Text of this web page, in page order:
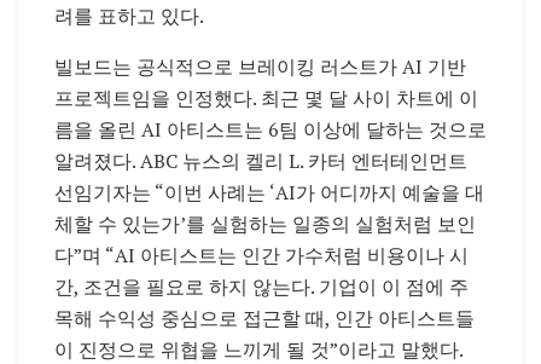
려를 표하고 있다.
빌보드는 공식적으로 브레이킹 러스트가 AI 기반
프로젝트임을 인정했다. 최근 몇 달 사이 차트에 이
름을 올린 AI 아티스트는 6팀 이상에 달하는 것으로
알려졌다. ABC 뉴스의 켈리 L. 카터 엔터테인먼트
선임기자는 “이번 사례는 ‘AI가 어디까지 예술을 대
체할 수 있는가’를 실험하는 일종의 실험처럼 보인
다”며 “AI 아티스트는 인간 가수처럼 비용이나 시
간, 조건을 필요로 하지 않는다. 기업이 이 점에 주
목해 수익성 중심으로 접근할 때, 인간 아티스트들
이 진정으로 위협을 느끼게 될 것”이라고 말했다.